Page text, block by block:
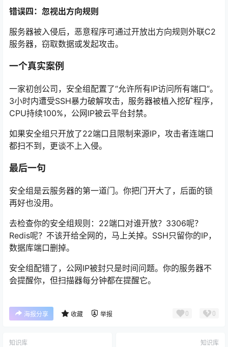
错误四：忽视出方向规则
服务器被入侵后，恶意程序可通过开放出方向规则外联C2
服务器，窃取数据或发起攻击。
一个真实案例
一家初创公司，安全组配置了“允许所有IP访问所有端口”。
3小时内遭受SSH暴力破解攻击，服务器被植入挖矿程序，
CPU持续100%，公网IP被云平台封禁。
如果安全组只开放了22端口且限制来源IP，攻击者连端口
都扫不到，更谈不上入侵。
最后一句
安全组是云服务器的第一道门。你把门开大了，后面的锁
再好也没用。
去检查你的安全组规则：22端口对谁开放？3306呢？
Redis呢？不该开给全网的，马上关掉。SSH只留你的IP，
数据库端口删掉。
安全组配错了，公网IP被封只是时间问题。你的服务器不
会提醒你，但扫描器每分钟都在提醒它。
海报分享 收藏 举报 0 0
知识库 知识库